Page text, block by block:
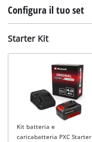
Configura il tuo set
Starter Kit
Kit batteria e
caricabatteria PXC Starter